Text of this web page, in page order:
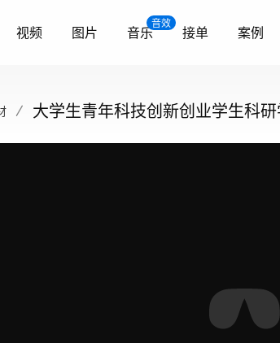
视频 图片
音效
音乐 接单 案例
大学生青年科技创新创业学生科